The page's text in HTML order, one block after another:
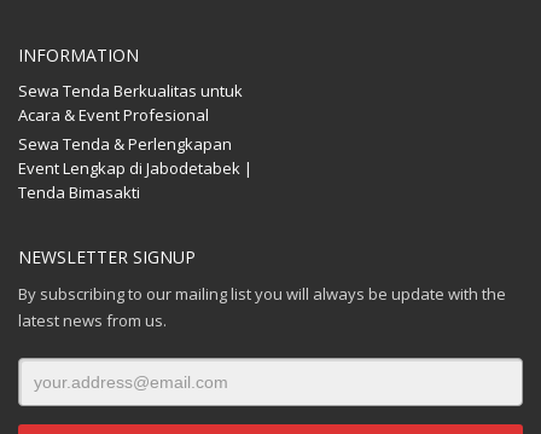
INFORMATION
Sewa Tenda Berkualitas untuk
Acara & Event Profesional
Sewa Tenda & Perlengkapan
Event Lengkap di Jabodetabek |
Tenda Bimasakti
NEWSLETTER SIGNUP
By subscribing to our mailing list you will always be update with the
latest news from us.